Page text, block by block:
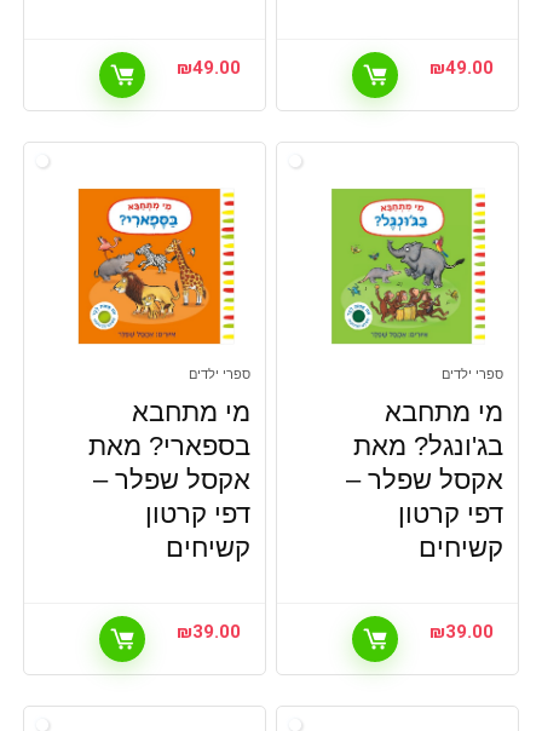
₪49.00
₪49.00
ספרי ילדים
מי מתחבא
בג'ונגל? מאת
אקסל שפלר –
דפי קרטון
קשיחים
₪39.00
ספרי ילדים
מי מתחבא
בספארי? מאת
אקסל שפלר –
דפי קרטון
קשיחים
₪39.00